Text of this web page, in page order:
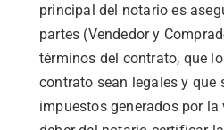
principal del notario es
partes (Vendedor y
términos del contrato, que
contrato sean legales y que
impuestos generados por la